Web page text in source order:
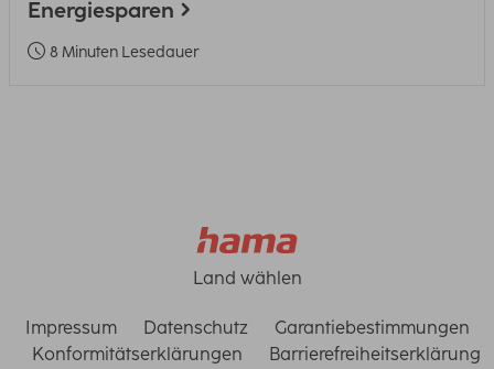
Energiesparen
8 Minuten Lesedauer
Land wählen
Impressum Datenschutz
Garantiebestimmungen
Konformitätserklärungen
Barrierefreiheitserklärung